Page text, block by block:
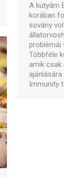
A kutyám
korában
sovány
problémái
Többféle
amik csak
ajánlására
Immunity